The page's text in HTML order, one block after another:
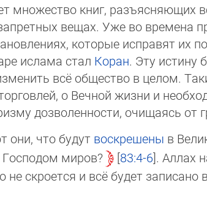
множество книг, разъясняющих
ве­щах. Уже во времена
которые испра­вят их
ис­лама стал Коран. Эту истину
всё общество в целом.
о Вечной жизни и
дозволенности, очищаясь от
они, что будут воскрешены в
Господом миров?
83:4-6 . Аллах
не скроется и всё будет записано